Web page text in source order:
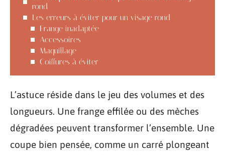
rond
Les erreurs à éviter pour un visage rond
Frange inadaptée
Accessoires
Maquillage
Coiffures à éviter
L’astuce réside dans le jeu des volumes et des
longueurs. Une frange effilée ou des mèches
dégradées peuvent transformer l’ensemble. Une
coupe bien pensée, comme un carré plongeant